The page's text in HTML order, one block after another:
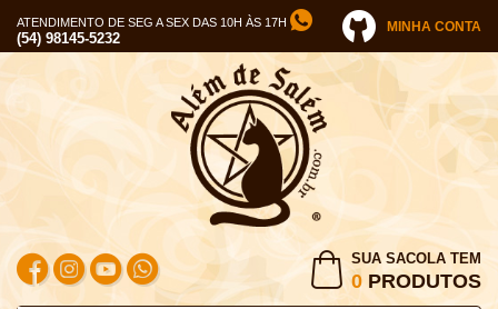
ATENDIMENTO DE SEG A SEX DAS 10H ÀS 17H
(54) 98145-5232
MINHA CONTA
SUA SACOLA TEM
0 PRODUTOS